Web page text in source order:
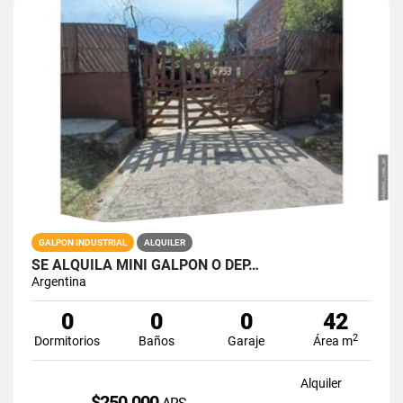
GALPON INDUSTRIAL ALQUILER
SE ALQUILA MINI GALPON O DEP…
Argentina
0
Dormitorios
0
Baños
0
Garaje
42
Área m2
Alquiler